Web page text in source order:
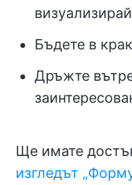
Бъдете в
Дръжте
Ще имате
изгледът